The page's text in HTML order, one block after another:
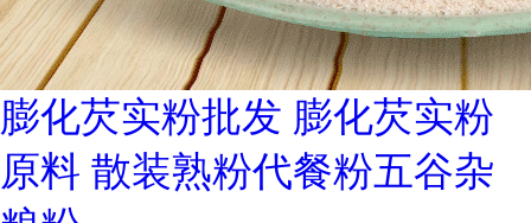
膨化芡实粉批发 膨化芡实粉
原料 散装熟粉代餐粉五谷杂